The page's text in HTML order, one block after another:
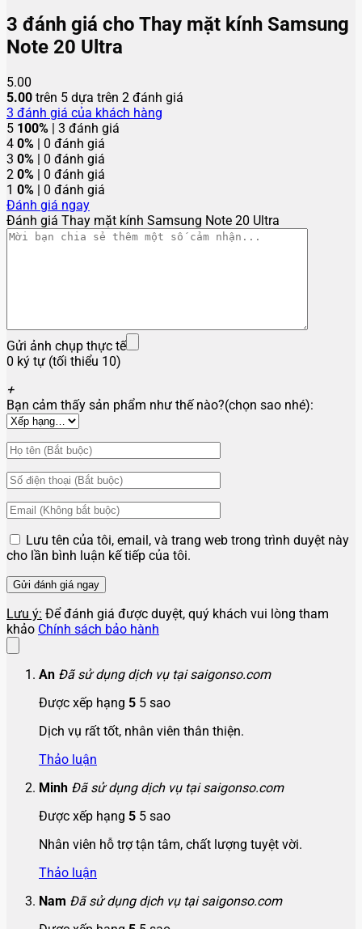
3 đánh giá cho Thay mặt kính Samsung
Note 20 Ultra
5.00
5.00 trên 5 dựa trên 2 đánh giá
3 đánh giá của khách hàng
5 100% | 3 đánh giá
4 0% | 0 đánh giá
3 0% | 0 đánh giá
2 0% | 0 đánh giá
1 0% | 0 đánh giá
Đánh giá ngay
Đánh giá Thay mặt kính Samsung Note 20 Ultra
Gửi ảnh chụp thực tế
0 ký tự (tối thiểu 10)
+
Bạn cảm thấy sản phẩm như thế nào?(chọn sao nhé):
Lưu tên của tôi, email, và trang web trong trình duyệt này
cho lần bình luận kế tiếp của tôi.
Lưu ý: Để đánh giá được duyệt, quý khách vui lòng tham
khảo Chính sách bảo hành
An Đã sử dụng dịch vụ tại saigonso.com
Được xếp hạng 5 5 sao
Dịch vụ rất tốt, nhân viên thân thiện.
Thảo luận
Minh Đã sử dụng dịch vụ tại saigonso.com
Được xếp hạng 5 5 sao
Nhân viên hỗ trợ tận tâm, chất lượng tuyệt vời.
Thảo luận
Nam Đã sử dụng dịch vụ tại saigonso.com